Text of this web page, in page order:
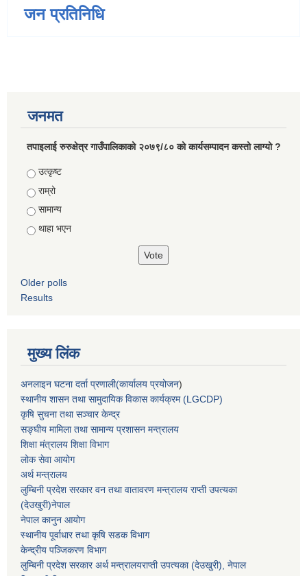
जन प्रतिनिधि
जनमत
तपाइलाई रुरुक्षेत्र गाउँपालिकाको २०७९/८० को कार्यसम्पादन कस्तो लाग्यो ?
Choices
उत्कृष्ट
राम्रो
सामान्य
थाहा भएन
Older polls
Results
मुख्य लिंक
अनलाइन घटना दर्ता प्रणाली(कार्यालय प्रयोजन)
स्थानीय शासन तथा सामुदायिक विकास कार्यक्रम (LGCDP)
कृषि सुचना तथा सञ्चार केन्द्र
सङ्घीय मामिला तथा सामान्य प्रशासन मन्त्रालय
शिक्षा मंत्रालय शिक्षा विभाग
लोक सेवा आयोग
अर्थ मन्त्रालय
लुम्बिनी प्रदेश सरकार वन तथा वातावरण मन्त्रालय राप्ती उपत्यका
(देउखुरी)नेपाल
नेपाल कानुन आयोग
स्थानीय पूर्वाधार तथा कृषि सडक विभाग
केन्द्रीय पञ्जिकरण विभाग
लुम्बिनी प्रदेश सरकार अर्थ मन्त्रालयराप्ती उपत्यका (देउखुरी), नेपाल